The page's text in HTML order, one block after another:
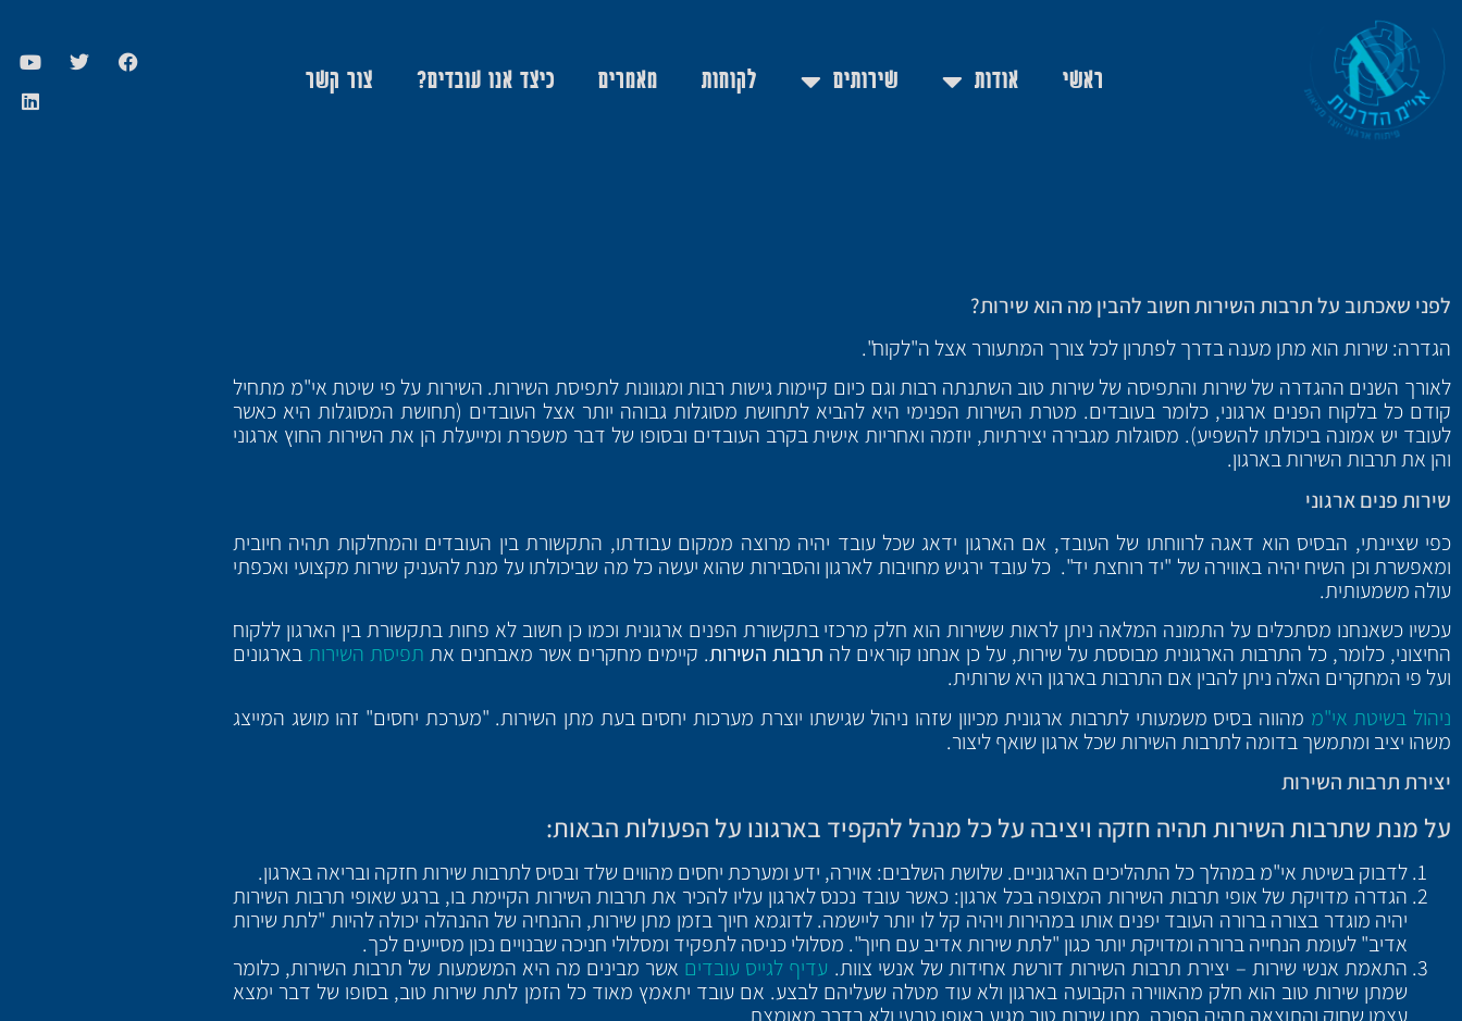
ראשי אודות שירותים לקוחות מאמרים כיצד אנו עובדים? צור קשר
לפני שאכתוב על תרבות השירות חשוב להבין מה הוא שירות?
הגדרה: שירות הוא מתן מענה בדרך לפתרון לכל צורך המתעורר אצל ה"לקוח".
לאורך השנים ההגדרה של שירות והתפיסה של שירות טוב השתנתה רבות וגם כיום קיימות גישות רבות ומגוונות לתפיסת השירות. השירות על פי שיטת אי"מ מתחיל
קודם כל בלקוח הפנים ארגוני, כלומר בעובדים. מטרת השירות הפנימי היא להביא לתחושת מסוגלות גבוהה יותר אצל העובדים (תחושת המסוגלות היא כאשר
לעובד יש אמונה ביכולתו להשפיע). מסוגלות מגבירה יצירתיות, יוזמה ואחריות אישית בקרב העובדים ובסופו של דבר משפרת ומייעלת הן את השירות החוץ ארגוני
והן את תרבות השירות בארגון.
שירות פנים ארגוני
כפי שציינתי, הבסיס הוא דאגה לרווחתו של העובד, אם הארגון ידאג שכל עובד יהיה מרוצה ממקום עבודתו, התקשורת בין העובדים והמחלקות תהיה חיובית
ומאפשרת וכן השיח יהיה באווירה של "יד רוחצת יד". כל עובד ירגיש מחויבות לארגון והסבירות שהוא יעשה כל מה שביכולתו על מנת להעניק שירות מקצועי ואכפתי
עולה משמעותית.
עכשיו כשאנחנו מסתכלים על התמונה המלאה ניתן לראות ששירות הוא חלק מרכזי בתקשורת הפנים ארגונית וכמו כן חשוב לא פחות בתקשורת בין הארגון ללקוח
החיצוני, כלומר, כל התרבות הארגונית מבוססת על שירות, על כן אנחנו קוראים לה תרבות השירות. קיימים מחקרים אשר מאבחנים את תפיסת השירותבארגונים
ועל פי המחקרים האלה ניתן להבין אם התרבות בארגון היא שרותית.
ניהול בשיטת אי"מ מהווה בסיס משמעותי לתרבות ארגונית מכיוון שזהו ניהול שגישתו יוצרת מערכות יחסים בעת מתן השירות. "מערכת יחסים" זהו מושג המייצג
משהו יציב ומתמשך בדומה לתרבות השירות שכל ארגון שואף ליצור.
יצירת תרבות השירות
על מנת שתרבות השירות תהיה חזקה ויציבה על כל מנהל להקפיד בארגונו על הפעולות הבאות:
לדבוק בשיטת אי"מ במהלך כל התהליכים הארגוניים. שלושת השלבים: אוירה, ידע ומערכת יחסים מהווים שלד ובסיס לתרבות שירות חזקה ובריאה בארגון.
הגדרה מדויקת של אופי תרבות השירות המצופה בכל ארגון: כאשר עובד נכנס לארגון עליו להכיר את תרבות השירות הקיימת בו, ברגע שאופי תרבות השירות
יהיה מוגדר בצורה ברורה העובד יפנים אותו במהירות ויהיה קל לו יותר ליישמה. לדוגמא חיוך בזמן מתן שירות, ההנחיה של ההנהלה יכולה להיות "לתת שירות
אדיב" לעומת הנחייה ברורה ומדויקת יותר כגון "לתת שירות אדיב עם חיוך". מסלולי כניסה לתפקיד ומסלולי חניכה שבנויים נכון מסייעים לכך.
התאמת אנשי שירות – יצירת תרבות השירות דורשת אחידות של אנשי צוות. עדיף לגייס עובדים אשר מבינים מה היא המשמעות של תרבות השירות, כלומר
שמתן שירות טוב הוא חלק מהאווירה הקבועה בארגון ולא עוד מטלה שעליהם לבצע. אם עובד יתאמץ מאוד כל הזמן לתת שירות טוב, בסופו של דבר ימצא